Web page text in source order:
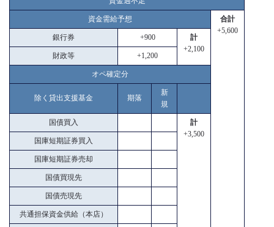
資金需給予想
合計
+5,600
銀行券 +900
計
+2,100
財政等 +1,200
オペ確定分
除く貸出支援基金 期落
新
規
国債買入
計
+3,500
国庫短期証券買入
国庫短期証券売却
国債買現先
国債売現先
共通担保資金供給（本店）